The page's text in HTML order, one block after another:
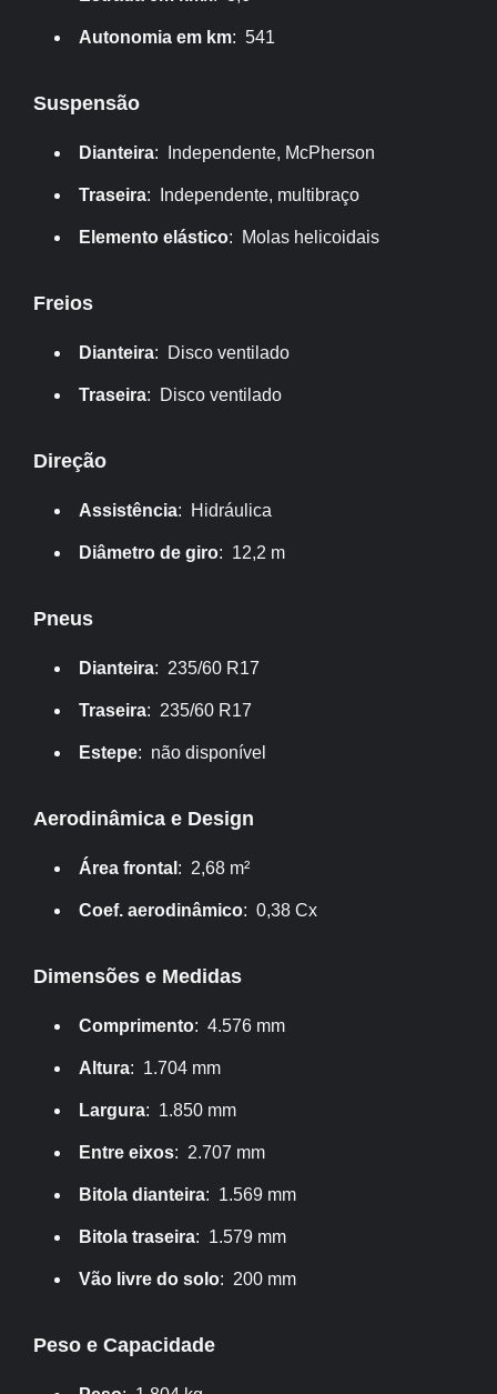
Autonomia em km: 541
Suspensão
Dianteira: Independente, McPherson
Traseira: Independente, multibraço
Elemento elástico: Molas helicoidais
Freios
Dianteira: Disco ventilado
Traseira: Disco ventilado
Direção
Assistência: Hidráulica
Diâmetro de giro: 12,2 m
Pneus
Dianteira: 235/60 R17
Traseira: 235/60 R17
Estepe: não disponível
Aerodinâmica e Design
Área frontal : 2,68 m²
Coef. aerodinâmico: 0,38 Cx
Dimensões e Medidas
Comprimento: 4.576 mm
Altura: 1.704 mm
Largura: 1.850 mm
Entre eixos: 2.707 mm
Bitola dianteira: 1.569 mm
Bitola traseira: 1.579 mm
Vão livre do solo: 200 mm
Peso e Capacidade